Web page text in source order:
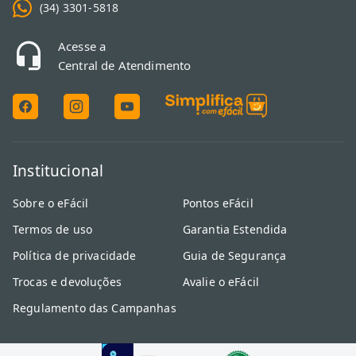
A lavadora foca no ciclo de limpeza e centrifugação. Já as
máquinas lava e seca
você tem pouco espaço para varal, a lava e seca é ideal; se já
um custo-benefício superior.
Posso lavar edredom em qualquer
Não, depende da capacidade e do ciclo específico.
"Cama e Banho". Para modelos king size, o ideal são lavadoras
acima de 15kg para garantir que o item se movimente livremente
(34) 3301-5818
Acesse a
Central de Atendimento
Institucional
Sobre o eFácil
Termos de uso
Política de privacidade
Trocas e devoluções
Regulamento das Campanhas
Pontos eFácil
Garantia Estendida
Guia de Segurança
Avalie o eFácil